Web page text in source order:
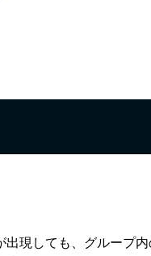
現しても、グループ内